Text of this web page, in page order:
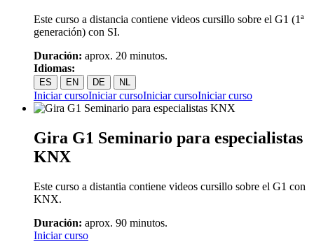
Este curso a distancia contiene videos cursillo sobre el G1 (1ª
generación) con SI.
Duración: aprox. 20 minutos.
Idiomas:
ES EN DE NL
Iniciar cursoIniciar cursoIniciar cursoIniciar curso
Gira G1 Seminario para especialistas
KNX
Este curso a distantia contiene videos cursillo sobre el G1 con
KNX.
Duración: aprox. 90 minutos.
Iniciar curso